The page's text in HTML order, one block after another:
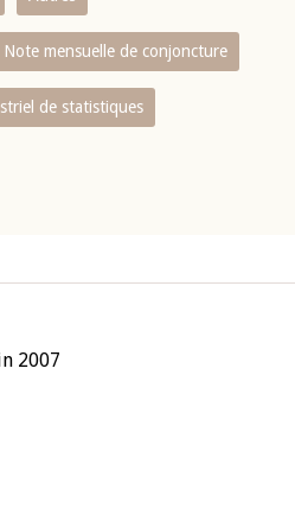
Note mensuelle de conjoncture
de statistiques
2007